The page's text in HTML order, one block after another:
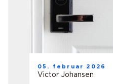
05. februar 2026
Victor Johansen